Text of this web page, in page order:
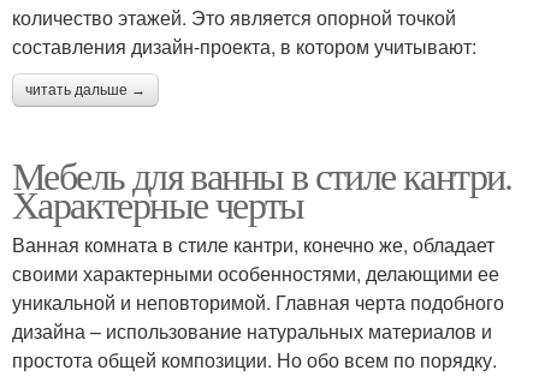
количество этажей. Это является опорной точкой
составления дизайн-проекта, в котором учитывают:
читать дальше →
Мебель для ванны в стиле кантри.
Характерные черты
Ванная комната в стиле кантри, конечно же, обладает
своими характерными особенностями, делающими ее
уникальной и неповторимой. Главная черта подобного
дизайна – использование натуральных материалов и
простота общей композиции. Но обо всем по порядку.